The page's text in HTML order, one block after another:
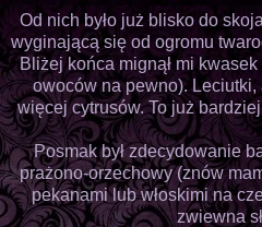
Od nich było już blisko do
wyginającą się od ogromu
Bliżej końca mignął mi
owoców na pewno). Leciutki,
więcej cytrusów. To już
Posmak był zdecydowanie
prażono-orzechowy (znów
pekanami lub włoskimi na
zwiewna